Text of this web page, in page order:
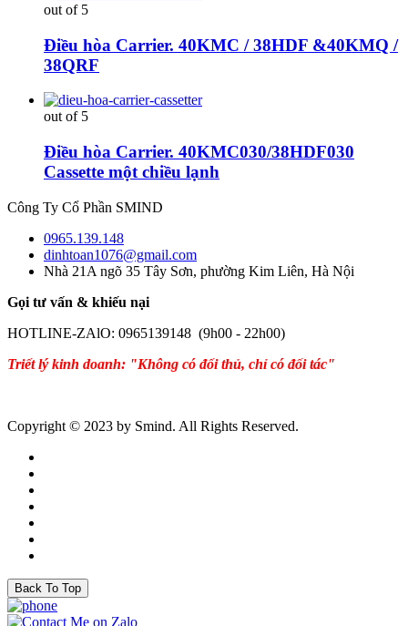
out of 5
Điều hòa Carrier. 40KMC / 38HDF &40KMQ /
38QRF
out of 5
Điều hòa Carrier. 40KMC030/38HDF030
Cassette một chiều lạnh
Công Ty Cổ Phần SMIND
0965.139.148
dinhtoan1076@gmail.com
Nhà 21A ngõ 35 Tây Sơn, phường Kim Liên, Hà Nội
Gọi tư vấn & khiếu nại
HOTLINE-ZAlO: 0965139148 (9h00 - 22h00)
Triết lý kinh doanh: "Không có đối thủ, chỉ có đối tác"
Copyright © 2023 by Smind. All Rights Reserved.
Back To Top